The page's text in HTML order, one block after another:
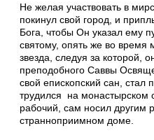
Не желая участвовать в
покинул свой город, и
Бога, чтобы Он указал ему
святому, опять же во время
звезда, следуя за которой,
преподобного Саввы
свой епископский сан,
трудился на монастырском
рабочий, сам носил другим
странноприимном доме.